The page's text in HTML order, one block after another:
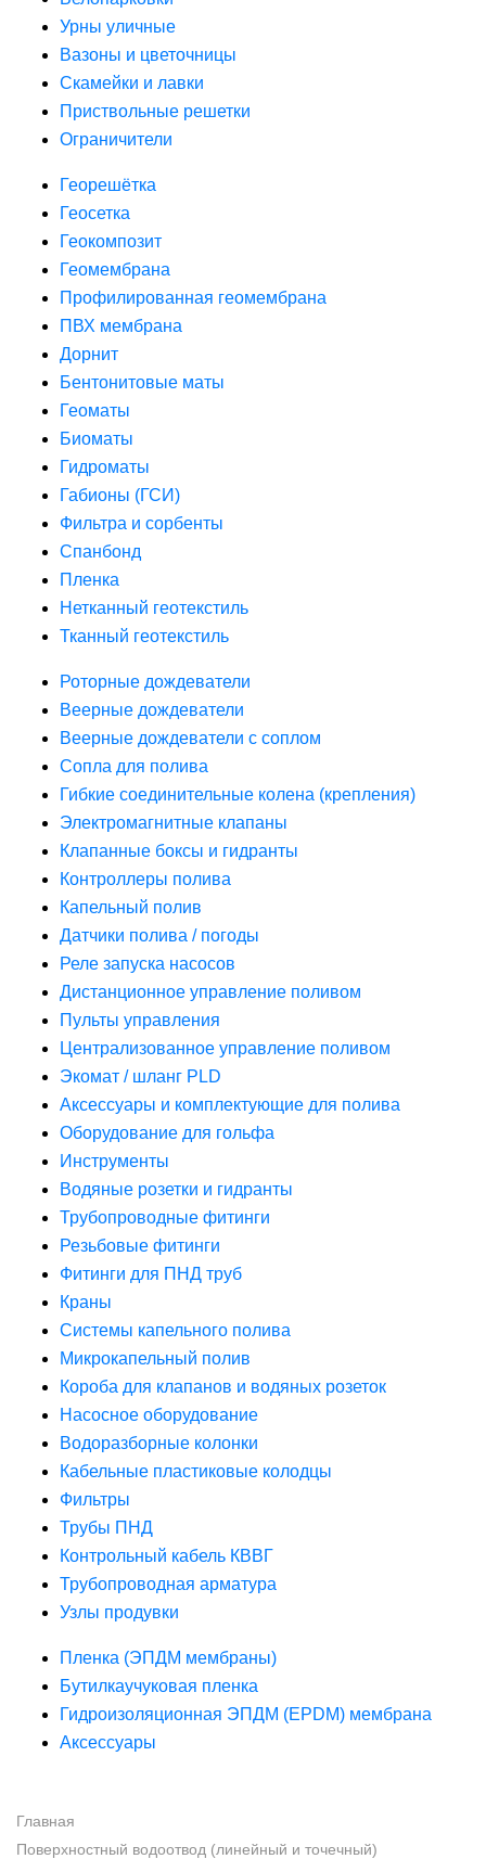
Урны уличные
Вазоны и цветочницы
Скамейки и лавки
Приствольные решетки
Ограничители
Георешётка
Геосетка
Геокомпозит
Геомембрана
Профилированная геомембрана
ПВХ мембрана
Дорнит
Бентонитовые маты
Геоматы
Биоматы
Гидроматы
Габионы (ГСИ)
Фильтра и сорбенты
Спанбонд
Пленка
Нетканный геотекстиль
Тканный геотекстиль
Роторные дождеватели
Веерные дождеватели
Веерные дождеватели с соплом
Сопла для полива
Гибкие соединительные колена (крепления)
Электромагнитные клапаны
Клапанные боксы и гидранты
Контроллеры полива
Капельный полив
Датчики полива / погоды
Реле запуска насосов
Дистанционное управление поливом
Пульты управления
Централизованное управление поливом
Экомат / шланг PLD
Аксессуары и комплектующие для полива
Оборудование для гольфа
Инструменты
Водяные розетки и гидранты
Трубопроводные фитинги
Резьбовые фитинги
Фитинги для ПНД труб
Краны
Системы капельного полива
Микрокапельный полив
Короба для клапанов и водяных розеток
Насосное оборудование
Водоразборные колонки
Кабельные пластиковые колодцы
Фильтры
Трубы ПНД
Контрольный кабель КВВГ
Трубопроводная арматура
Узлы продувки
Пленка (ЭПДМ мембраны)
Бутилкаучуковая пленка
Гидроизоляционная ЭПДМ (EPDM) мембрана
Аксессуары
Главная
Поверхностный водоотвод (линейный и точечный)